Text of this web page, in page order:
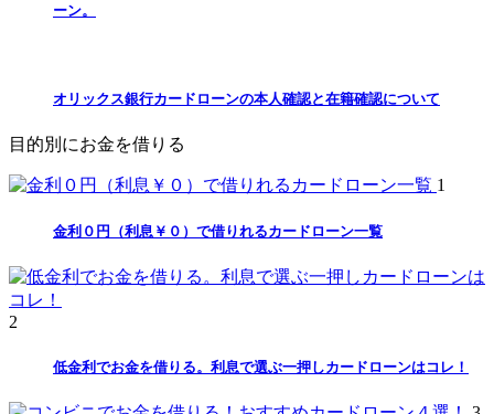
ーン。
オリックス銀行カードローンの本人確認と在籍確認について
目的別にお金を借りる
1
金利０円（利息￥０）で借りれるカードローン一覧
2
低金利でお金を借りる。利息で選ぶ一押しカードローンはコレ！